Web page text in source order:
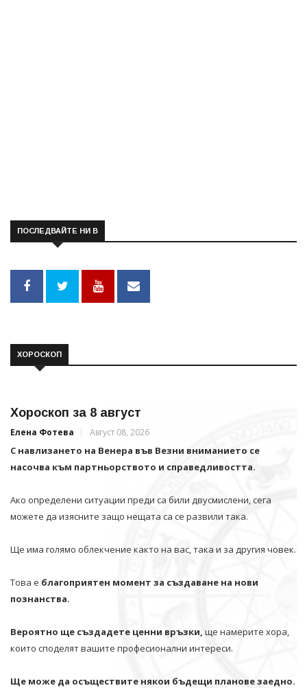
ПОСЛЕДВАЙТЕ НИ В
ХОРОСКОП
Хороскоп за 8 август
Елена Фотева Август 08, 2026
С навлизането на Венера във Везни вниманието се
насочва към партньорството и справедливостта.
Ако определени ситуации преди са били двусмислени, сега
можете да изясните защо нещата са се развили така.
Ще има голямо облекчение както на вас, така и за другия човек.
Това е благоприятен момент за създаване на нови
познанства.
Вероятно ще създадете ценни връзки, ще намерите хора,
които споделят вашите професионални интереси.
Ще може да осъществите някои бъдещи планове заедно.